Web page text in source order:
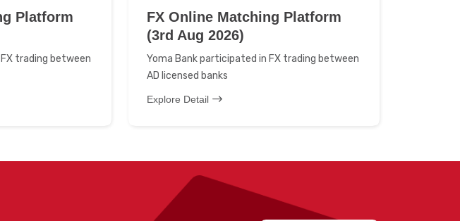
Platform
trading between
FX Online Matching Platform
(3rd Aug 2026)
Yoma Bank participated in FX trading between
AD licensed banks
Explore Detail